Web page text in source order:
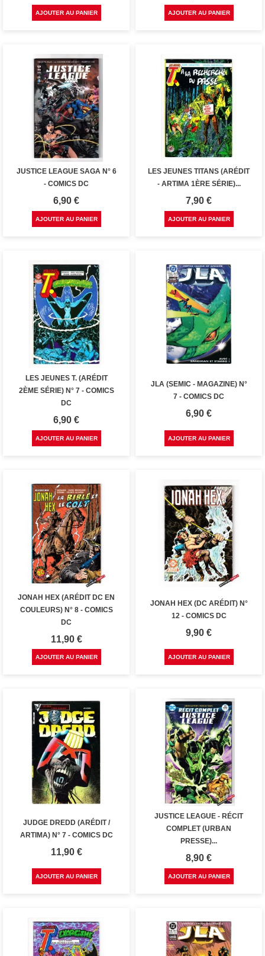
AJOUTER AU PANIER AJOUTER AU PANIER
JUSTICE LEAGUE SAGA N° 6
- COMICS DC
Prix
6,90 €
AJOUTER AU PANIER
LES JEUNES TITANS (ARÉDIT
- ARTIMA 1ÈRE SÉRIE)...
Prix
7,90 €
AJOUTER AU PANIER
LES JEUNES T. (ARÉDIT
2ÈME SÉRIE) N° 7 - COMICS
DC
Prix
6,90 €
AJOUTER AU PANIER
JLA (SEMIC - MAGAZINE) N°
7 - COMICS DC
Prix
6,90 €
AJOUTER AU PANIER
JONAH HEX (ARÉDIT DC EN
COULEURS) N° 8 - COMICS
DC
Prix
11,90 €
AJOUTER AU PANIER
JONAH HEX (DC ARÉDIT) N°
12 - COMICS DC
Prix
9,90 €
AJOUTER AU PANIER
JUDGE DREDD (ARÉDIT /
ARTIMA) N° 7 - COMICS DC
Prix
11,90 €
AJOUTER AU PANIER
JUSTICE LEAGUE - RÉCIT
COMPLET (URBAN
PRESSE)...
Prix
8,90 €
AJOUTER AU PANIER